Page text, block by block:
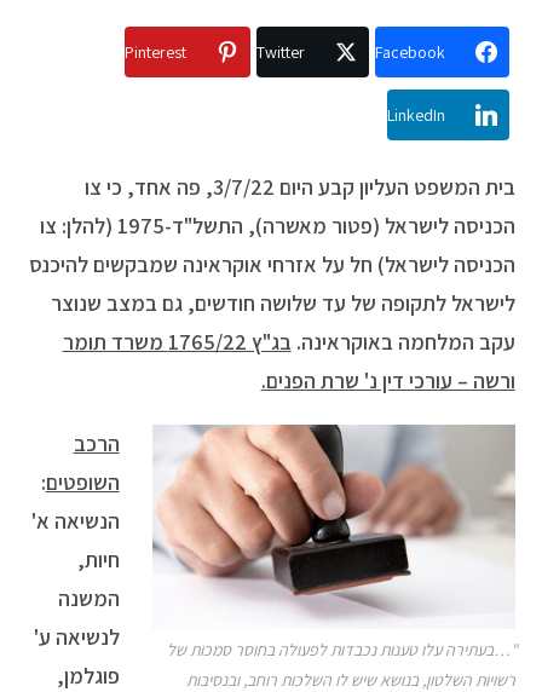
Facebook
Twitter
Pinterest
LinkedIn
בית המשפט העליון קבע היום 3/7/22, פה אחד, כי צו
הכניסה לישראל (פטור מאשרה), התשל"ד-1975 (להלן: צו
הכניסה לישראל) חל על אזרחי אוקראינה שמבקשים להיכנס
לישראל לתקופה של עד שלושה חודשים, גם במצב שנוצר
עקב המלחמה באוקראינה.
בג"ץ 1765/22 משרד תומר
ורשה – עורכי דין נ' שרת הפנים.
"…בעתירה עלו טענות נכבדות לפעולה בחוסר סמכות של
רשויות השלטון, בנושא שיש לו השלכות רוחב, ובנסיבות
הרכב
השופטים:
הנשיאה א'
חיות,
המשנה
לנשיאה ע'
פוגלמן,